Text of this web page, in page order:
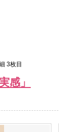
3枚目
感」